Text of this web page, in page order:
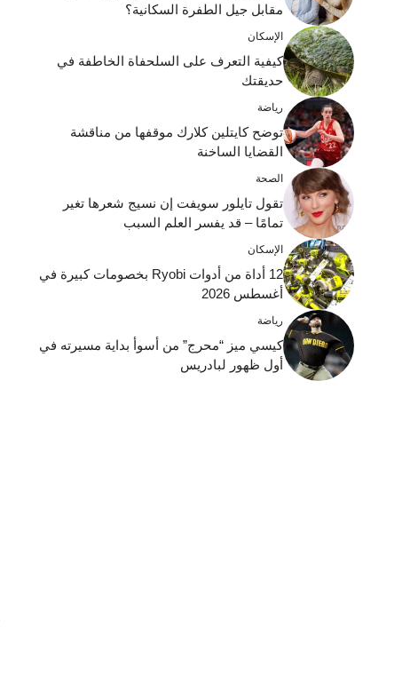
مقابل جيل الطفرة السكانية؟
الإسكان
كيفية التعرف على السلحفاة الخاطفة في
حديقتك
رياضة
توضح كايتلين كلارك موقفها من مناقشة
القضايا الساخنة
الصحة
تقول تايلور سويفت إن نسيج شعرها تغير
تمامًا – قد يفسر العلم السبب
الإسكان
12 أداة من أدوات Ryobi بخصومات كبيرة في
أغسطس 2026
رياضة
كيسي ميز “محرج” من أسوأ بداية مسيرته في
أول ظهور لبادريس